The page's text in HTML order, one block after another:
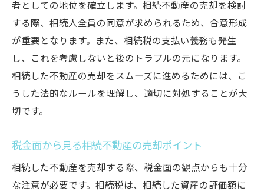
相続不動産売却におけるリスク管理
高砂市における不動産市場の特性と相続売却の
ヒント
相続不動産の最適価格設定の手法
専門家による市場分析の活用法
高砂市での売却成功事例の研究
プロが伝授する相続不動産売却の最適ステップ
者としての地位を確立します。相続不動産の売却を検討
する際、相続人全員の同意が求められるため、合意形成
が重要となります。また、相続税の支払い義務も発生
し、これを考慮しないと後のトラブルの元になります。
相続した不動産の売却をスムーズに進めるためには、こ
うした法的なルールを理解し、適切に対処することが大
切です。
税金面から見る相続不動産の売却ポイント
相続した不動産を売却する際、税金面の観点からも十分
な注意が必要です。相続税は、相続した資産の評価額に